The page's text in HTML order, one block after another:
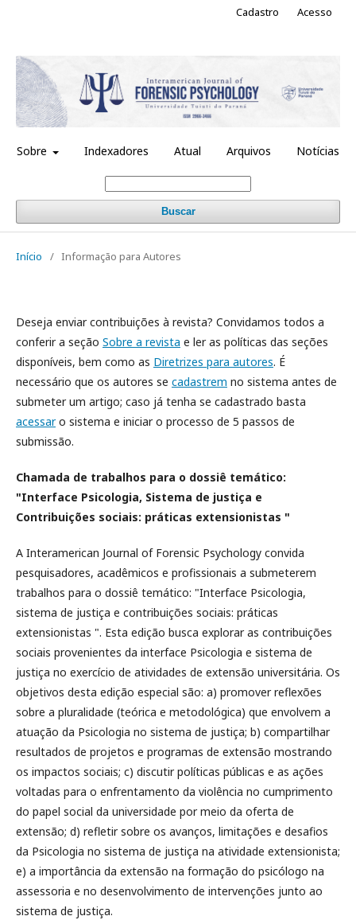
Sobre Indexadores Atual Arquivos Notícias
Buscar
Cadastro Acesso
Início / Informação para Autores
Deseja enviar contribuições à revista? Convidamos todos a
conferir a seção Sobre a revista e ler as políticas das seções
disponíveis, bem como as Diretrizes para autores. É
necessário que os autores se cadastrem no sistema antes de
submeter um artigo; caso já tenha se cadastrado basta
acessaro sistema e iniciar o processo de 5 passos de
submissão.
Chamada de trabalhos para o dossiê temático:
"Interface Psicologia, Sistema de justiça e
Contribuições sociais: práticas extensionistas "
A Interamerican Journal of Forensic Psychology convida
pesquisadores, acadêmicos e profissionais a submeterem
trabalhos para o dossiê temático: "Interface Psicologia,
sistema de justiça e contribuições sociais: práticas
extensionistas ". Esta edição busca explorar as contribuições
sociais provenientes da interface Psicologia e sistema de
justiça no exercício de atividades de extensão universitária. Os
objetivos desta edição especial são: a) promover reflexões
sobre a pluralidade (teórica e metodológica) que envolvem a
atuação da Psicologia no sistema de justiça; b) compartilhar
resultados de projetos e programas de extensão mostrando
os impactos sociais; c) discutir políticas públicas e as ações
voltadas para o enfrentamento da violência no cumprimento
do papel social da universidade por meio da oferta de
extensão; d) refletir sobre os avanços, limitações e desafios
da Psicologia no sistema de justiça na atividade extensionista;
e) a importância da extensão na formação do psicólogo na
assessoria e no desenvolvimento de intervenções junto ao
sistema de justiça.